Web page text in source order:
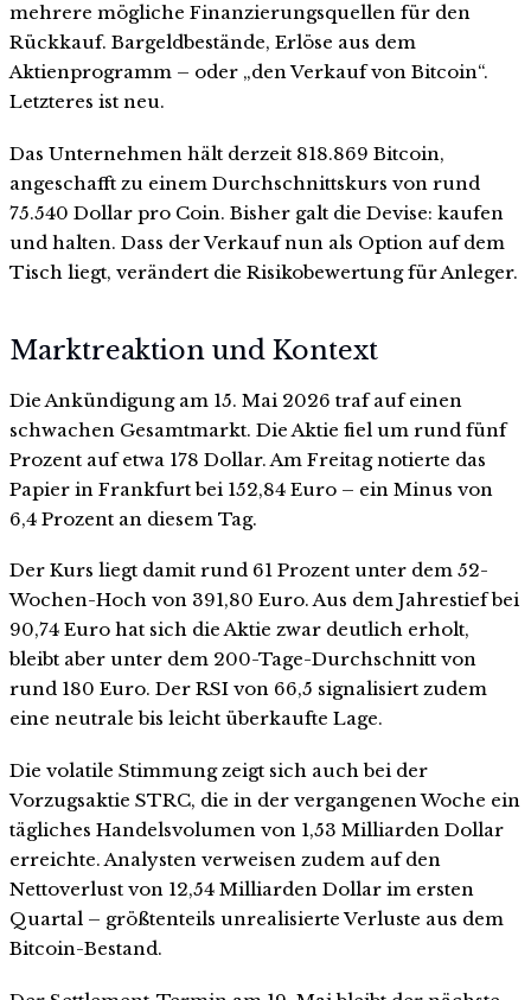
mehrere mögliche Finanzierungsquellen für den
Rückkauf. Bargeldbestände, Erlöse aus dem
Aktienprogramm – oder „den Verkauf von Bitcoin“.
Letzteres ist neu.
Das Unternehmen hält derzeit 818.869 Bitcoin,
angeschafft zu einem Durchschnittskurs von rund
75.540 Dollar pro Coin. Bisher galt die Devise: kaufen
und halten. Dass der Verkauf nun als Option auf dem
Tisch liegt, verändert die Risikobewertung für Anleger.
Marktreaktion und Kontext
Die Ankündigung am 15. Mai 2026 traf auf einen
schwachen Gesamtmarkt. Die Aktie fiel um rund fünf
Prozent auf etwa 178 Dollar. Am Freitag notierte das
Papier in Frankfurt bei 152,84 Euro – ein Minus von
6,4 Prozent an diesem Tag.
Der Kurs liegt damit rund 61 Prozent unter dem 52-
Wochen-Hoch von 391,80 Euro. Aus dem Jahrestief bei
90,74 Euro hat sich die Aktie zwar deutlich erholt,
bleibt aber unter dem 200-Tage-Durchschnitt von
rund 180 Euro. Der RSI von 66,5 signalisiert zudem
eine neutrale bis leicht überkaufte Lage.
Die volatile Stimmung zeigt sich auch bei der
Vorzugsaktie STRC, die in der vergangenen Woche ein
tägliches Handelsvolumen von 1,53 Milliarden Dollar
erreichte. Analysten verweisen zudem auf den
Nettoverlust von 12,54 Milliarden Dollar im ersten
Quartal – größtenteils unrealisierte Verluste aus dem
Bitcoin-Bestand.